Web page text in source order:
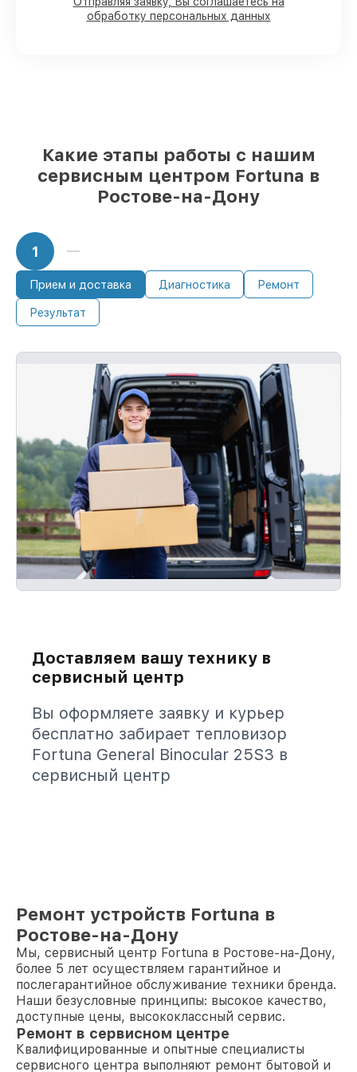
Ростове-на-Дону, остальные
обработку персональных данных
Какие этапы работы с нашим
сервисным центром Fortuna в
Ростове-на-Дону
1
Прием и доставка Диагностика Ремонт
Результат
Доставляем вашу технику в
сервисный центр
Вы оформляете заявку и курьер
бесплатно забирает тепловизор
Fortuna General Binocular 25S3 в
сервисный центр
Ремонт устройств Fortuna в
Ростове-на-Дону
Мы, сервисный центр Fortuna в Ростове-на-Дону,
более 5 лет осуществляем гарантийное и
послегарантийное обслуживание техники бренда.
Наши безусловные принципы: высокое качество,
доступные цены, высококлассный сервис.
Ремонт в сервисном центре
Квалифицированные и опытные специалисты
сервисного центра выполняют ремонт бытовой и